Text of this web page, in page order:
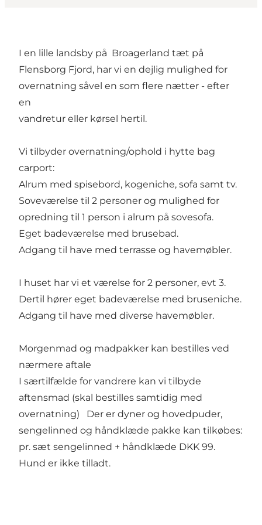
I en lille landsby på Broagerland tæt på
Flensborg Fjord, har vi en dejlig mulighed for
overnatning såvel en som flere nætter - efter
en
vandretur eller kørsel hertil.
Vi tilbyder overnatning/ophold i hytte bag
carport:
Alrum med spisebord, kogeniche, sofa samt tv.
Soveværelse til 2 personer og mulighed for
opredning til 1 person i alrum på sovesofa.
Eget badeværelse med brusebad.
Adgang til have med terrasse og havemøbler.
I huset har vi et værelse for 2 personer, evt 3.
Dertil hører eget badeværelse med bruseniche.
Adgang til have med diverse havemøbler.
Morgenmad og madpakker kan bestilles ved
nærmere aftale
I særtilfælde for vandrere kan vi tilbyde
aftensmad (skal bestilles samtidig med
overnatning) Der er dyner og hovedpuder,
sengelinned og håndklæde pakke kan tilkøbes:
pr. sæt sengelinned + håndklæde DKK 99.
Hund er ikke tilladt.